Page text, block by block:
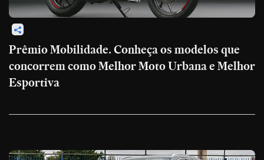
Prêmio Mobilidade. Conheça os modelos que
concorrem como Melhor Moto Urbana e Melhor
Esportiva